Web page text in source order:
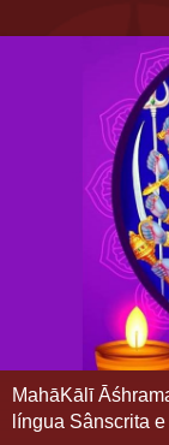
MahāKālī
língua Sânscrita